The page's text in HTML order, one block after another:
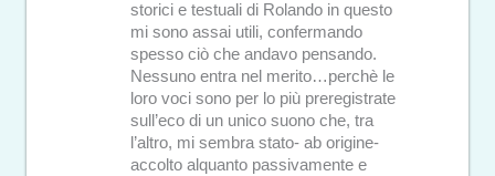
storici e testuali di Rolando in questo
mi sono assai utili, confermando
spesso ciò che andavo pensando.
Nessuno entra nel merito…perchè le
loro voci sono per lo più preregistrate
sull’eco di un unico suono che, tra
l’altro, mi sembra stato- ab origine-
accolto alquanto passivamente e